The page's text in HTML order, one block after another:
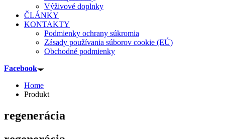
Výživové doplnky
ČLÁNKY
KONTAKTY
Podmienky ochrany súkromia
Zásady používania súborov cookie (EÚ)
Obchodné podmienky
Facebook
Home
Produkt
regenerácia